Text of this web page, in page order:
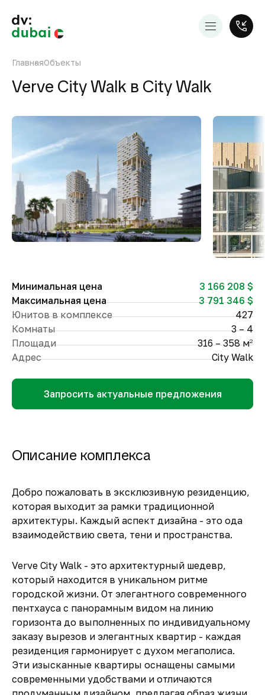
ГлавнаяОбъекты
Verve City Walk в City Walk
Минимальная цена
3 166 208 $
Максимальная цена
3 791 346 $
Юнитов в комплексе
427
Комнаты
3 – 4
Площади
316 – 358 м2
Адрес City Walk
Запросить актуальные предложения
Описание комплекса
Добро пожаловать в эксклюзивную резиденцию,
которая выходит за рамки традиционной
архитектуры. Каждый аспект дизайна - это ода
взаимодействию света, тени и пространства.
Verve City Walk - это архитектурный шедевр,
который находится в уникальном ритме
городской жизни. От элегантного современного
пентхауса с панорамным видом на линию
горизонта до выполненных по индивидуальному
заказу вырезов и элегантных квартир - каждая
резиденция гармонирует с духом мегаполиса.
Эти изысканные квартиры оснащены самыми
современными удобствами и отличаются